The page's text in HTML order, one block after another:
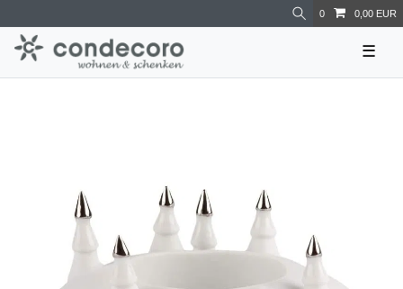
0 0,00 EUR
☰